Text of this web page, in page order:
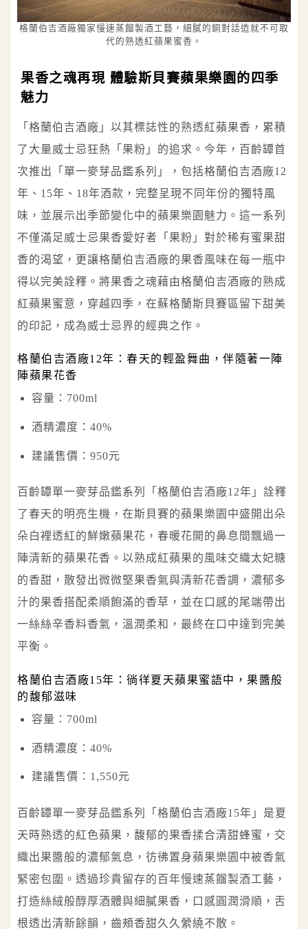
格蘭伯吉酒廠獨家慢速蒸餾製酒工藝，細膩的銅對話造就不可取
代的熟透紅蘋果蜜香。
果香之魂再現 體驗斯貝賽蘋果樂園的四季
魅力
「格蘭伯吉酒廠」以其標誌性的熟透紅蘋果香，累積
了大量威士忌狂熱「果粉」的追求。今年，百齡罈首
次推出「單一麥芽品鑑系列」，包括格蘭伯吉酒廠12
年、15年、18年酒款，完整呈現不同年份的獨特風
味，並展示出季節變化中的蘋果樂園魅力。這一系列
不僅滿足威士忌果香愛好者「果粉」對於稀有蜜果甜
香的渴望，更讓格蘭伯吉酒廠的果香風味在每一瓶中
得以完美詮釋。將果香之魂藉由格蘭伯吉酒廠的熟成
紅蘋果蜜意，穿越四季，在蘇格蘭斯貝賽區留下甜美
的印記，成為威士忌界的經典之作。
格蘭伯吉酒廠12年：春天的輕盈舞曲，伴隨著一陣
陣蘋果花香
容量：700ml
酒精濃度：40%
建議售價：950元
百齡罈單一麥芽品鑑系列「格蘭伯吉酒廠12年」詮釋
了春天的明亮生機，在斯貝賽的蘋果樂園中盛開出朵
朵白裡透紅的鮮嫩蘋果花，春暖花開的鼻息間飄過一
陣清新的蘋果花香。以熟成紅蘋果的風味交織太妃糖
的香甜，散發出微微堅果香氣與清新花香調，濃郁多
汁的果香搭配柔順飽滿的香草，並在口感的尾端帶出
一絲絲辛香料香氣，溫潤柔和，最終在口中達到完美
平衡。
格蘭伯吉酒廠15年：徜徉夏天蘋果蜜語中，果醬般
的馥郁滋味
容量：700ml
酒精濃度：40%
建議售價：1,550元
百齡罈單一麥芽品鑑系列「格蘭伯吉酒廠15年」是夏
天時熟透的紅色蘋果，馥郁的果香揉合清甜蜂蜜，交
織出果醬般的濃郁氣息，彷彿置身蘋果樂園中被香氣
緊密包圍。透過珍貴留存的百年慢速蒸餾製酒工藝，
打造絲絨般醇厚酒體與細膩果香，口感圓潤滑順，舌
根透出清新餘韻，齒頰香甜久久縈繞不散。